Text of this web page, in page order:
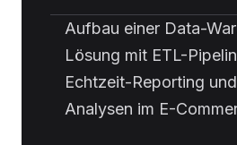
Aufbau einer Data-
Lösung mit ETL-
Echtzeit-Reporting
Analysen im E-